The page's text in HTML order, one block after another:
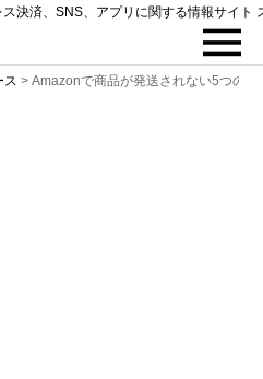
決済、SNS、アプリに関する情報サイト
ス >Amazonで商品が発送されない5つの原